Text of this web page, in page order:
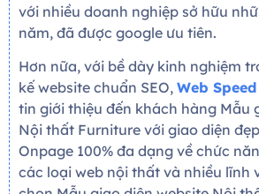
với nhiều doanh nghiệp sở hữu
năm, đã được google ưu tiên.
Hơn nữa, với bề dày kinh nghiệm
kế website chuẩn SEO, Web
tin giới thiệu đến khách hàng Mẫu
Nội thất Furniture với giao diện
Onpage 100% đa dạng về chức
các loại web nội thất và nhiều lĩnh